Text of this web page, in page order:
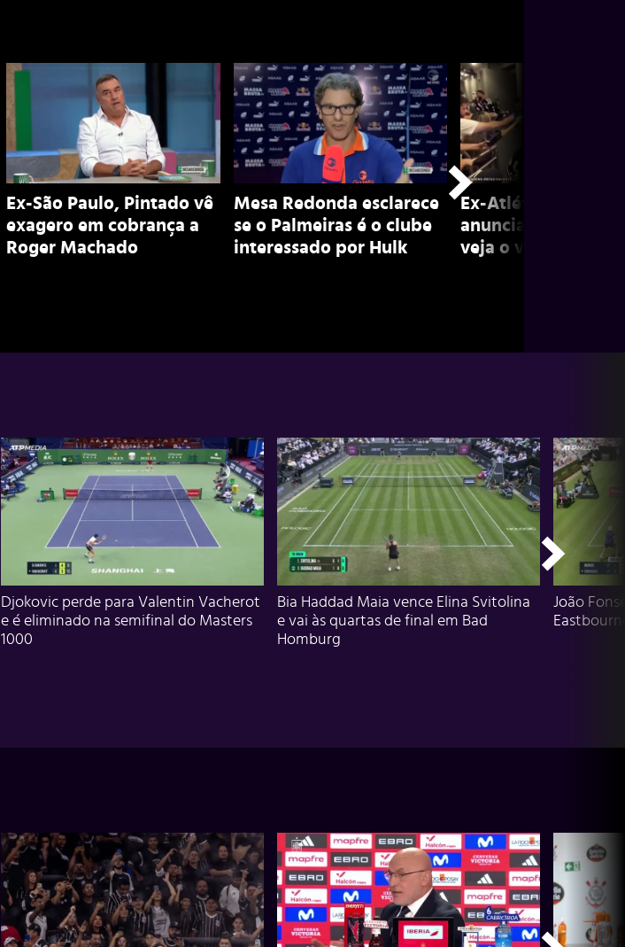
Ex-São Paulo, Pintado vê
exagero em cobrança a
Roger Machado
Mesa Redonda esclarece
se o Palmeiras é o clube
interessado por Hulk
Ex-Atlético,
anuncia
veja o vídeo
Djokovic perde para Valentin Vacherot
e é eliminado na semifinal do Masters
1000
Bia Haddad Maia vence Elina Svitolina
e vai às quartas de final em Bad
Homburg
João